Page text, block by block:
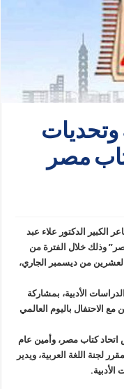
وتحديات
مصر
الكبير الدكتور علاء عبد
وذلك خلال الفترة من
من ديسمبر الجاري،
الأدبية، بمشاركة
مع الاحتفال باليوم العالمي
كتاب مصر، وأمين عام
لجنة اللغة العربية، ويدير